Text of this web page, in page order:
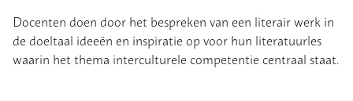
Docenten doen door het bespreken van een literair werk in
de doeltaal ideeën en inspiratie op voor hun literatuurles
waarin het thema interculturele competentie centraal staat.